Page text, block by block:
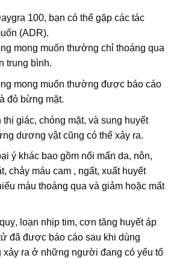
100, bạn có thể gặp các tác
(ADR).
mong muốn thường chỉ thoáng qua
trung bình.
mong muốn thường được báo cáo
đỏ bừng mặt.
giác, chóng mặt, và sung huyết
dương vật cũng có thể xảy ra.
ý khác bao gồm nổi mẩn da, nôn,
chảy máu cam , ngất, xuất huyết
máu thoáng qua và giảm hoặc mất
loạn nhịp tim, cơn tăng huyết áp
đã được báo cáo sau khi dùng
ra ở những người đang có yếu tố